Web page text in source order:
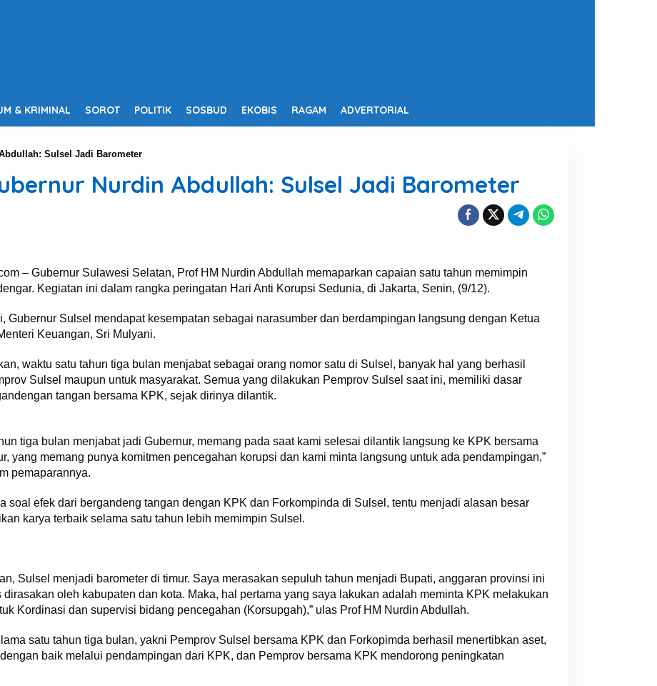
& KRIMINAL SOROT POLITIK SOSBUD EKOBIS RAGAM ADVERTORIAL
Sulsel Jadi Barometer
Nurdin Abdullah: Sulsel Jadi Barometer
– Gubernur Sulawesi Selatan, Prof HM Nurdin Abdullah memaparkan capaian satu tahun memimpin
Kegiatan ini dalam rangka peringatan Hari Anti Korupsi Sedunia, di Jakarta, Senin, (9/12).
Gubernur Sulsel mendapat kesempatan sebagai narasumber dan berdampingan langsung dengan Ketua
Keuangan, Sri Mulyani.
waktu satu tahun tiga bulan menjabat sebagai orang nomor satu di Sulsel, banyak hal yang berhasil
Sulsel maupun untuk masyarakat. Semua yang dilakukan Pemprov Sulsel saat ini, memiliki dasar
tangan bersama KPK, sejak dirinya dilantik.
tiga bulan menjabat jadi Gubernur, memang pada saat kami selesai dilantik langsung ke KPK bersama
yang memang punya komitmen pencegahan korupsi dan kami minta langsung untuk ada pendampingan,”
pemaparannya.
soal efek dari bergandeng tangan dengan KPK dan Forkompinda di Sulsel, tentu menjadi alasan besar
karya terbaik selama satu tahun lebih memimpin Sulsel.
Sulsel menjadi barometer di timur. Saya merasakan sepuluh tahun menjadi Bupati, anggaran provinsi ini
dirasakan oleh kabupaten dan kota. Maka, hal pertama yang saya lakukan adalah meminta KPK melakukan
Kordinasi dan supervisi bidang pencegahan (Korsupgah),” ulas Prof HM Nurdin Abdullah.
satu tahun tiga bulan, yakni Pemprov Sulsel bersama KPK dan Forkopimda berhasil menertibkan aset,
baik melalui pendampingan dari KPK, dan Pemprov bersama KPK mendorong peningkatan